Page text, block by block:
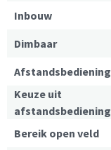
Inbouw
Dimbaar
Afstandsbediening
Keuze uit
afstandsbediening
Bereik open veld